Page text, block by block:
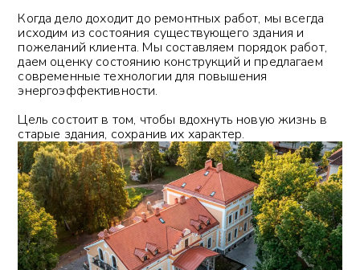
Когда дело доходит до ремонтных работ, мы всегда
исходим из состояния существующего здания и
пожеланий клиента. Мы составляем порядок работ,
даем оценку состоянию конструкций и предлагаем
современные технологии для повышения
энергоэффективности.
Цель состоит в том, чтобы вдохнуть новую жизнь в
старые здания, сохранив их характер.